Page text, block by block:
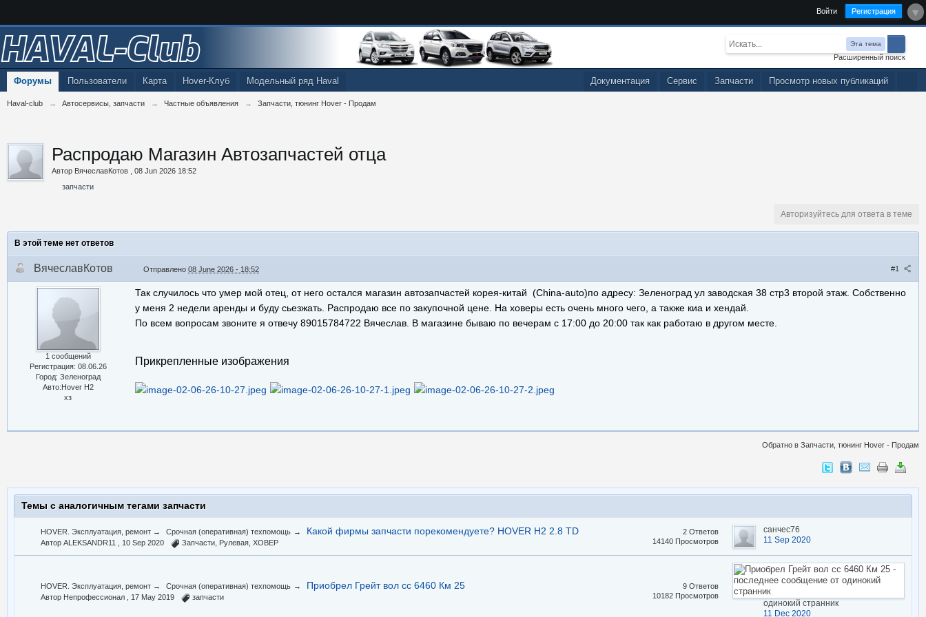
Войти Регистрация
HAVAL-Club Эта тема
Расширенный поиск
Просмотр новых публикаций
Карта Hover-Клуб Модельный ряд Haval Запчасти
Сервис
Документация
Форумы Пользователи
Haval-club → Автосервисы, запчасти → Частные объявления → Запчасти, тюнинг Hover - Продам
Распродаю Магазин Автозапчастей отца
Автор ВячеславКотов
08 Jun 2026 18:52
запчасти
Авторизуйтесь для ответа в теме
В этой теме нет ответов
ВячеславКотов Отправлено 08 June 2026 - 18:52 #1
1 сообщений
Регистрация: 08.06.26
Город: Зеленоград
Авто:Hover H2
хз
Так случилось что умер мой отец, от него остался магазин автозапчастей корея-китай (China-auto)по адресу: Зеленоград ул заводская 38 стр3 второй этаж. Собственно
у меня 2 недели аренды и буду сьезжать. Распродаю все по закупочной цене. На ховеры есть очень много чего, а также киа и хендай.
По всем вопросам звоните я отвечу 89015784722 Вячеслав. В магазине бываю по вечерам с 17:00 до 20:00 так как работаю в другом месте.
Прикрепленные изображения
Обратно в Запчасти, тюнинг Hover - Продам
Темы с аналогичным тегами запчасти
HOVER. Эксплуатация, ремонт → Срочная (оперативная) техпомощь → Какой фирмы запчасти порекомендуете? HOVER H2 2.8 TD
Автор ALEKSANDR11 , 10 Sep 2020 Запчасти Рулевая ХОВЕР
2 Ответов
14140 Просмотров
санчес76
11 Sep 2020
HOVER. Эксплуатация, ремонт → Срочная (оперативная) техпомощь → Приобрел Грейт вол сс 6460 Км 25
Автор Непрофессионал , 17 May 2019 запчасти
9 Ответов
10182 Просмотров
одинокий странник
11 Dec 2020